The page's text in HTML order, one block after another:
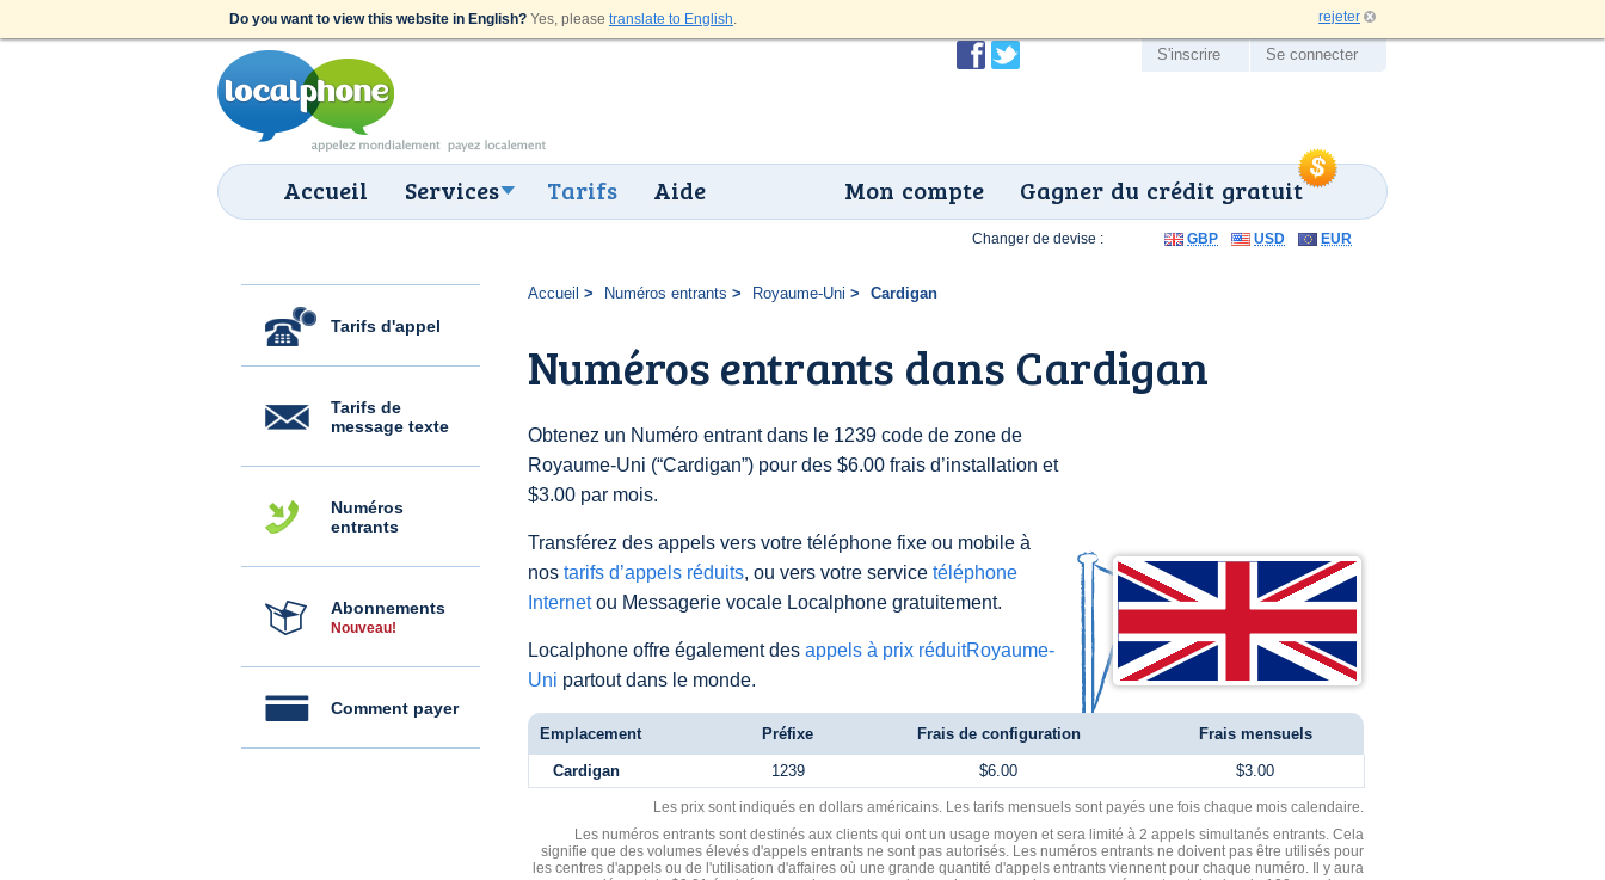
Do you want to view this website in English? Yes, please translate to English. rejeter
Accueil Services Tarifs Aide Gagner du crédit gratuit
Mon compte
S'inscrire Se connecter
Tarifs d'appel
Tarifs de
message texte
Numéros
entrants
Abonnements
Nouveau!
Comment payer
Accueil Numéros entrants Royaume-Uni Cardigan
Numéros entrants dans Cardigan
Obtenez un Numéro entrant dans le 1239 code de zone de
Royaume-Uni (“Cardigan”) pour des $6.00 frais d’installation et
$3.00 par mois.
Transférez des appels vers votre téléphone fixe ou mobile à
nos tarifs d’appels réduits, ou vers votre service téléphone
Internetou Messagerie vocale Localphone gratuitement.
Localphone offre également des appels à prix réduitRoyaume-
Uni partout dans le monde.
Changer de devise : GBP USD EUR
Emplacement Préfixe Frais de configuration Frais mensuels
Cardigan 1239 $6.00 $3.00
Les prix sont indiqués en dollars américains. Les tarifs mensuels sont payés une fois chaque mois calendaire.
Les numéros entrants sont destinés aux clients qui ont un usage moyen et sera limité à 2 appels simultanés entrants. Cela
signifie que des volumes élevés d'appels entrants ne sont pas autorisés. Les numéros entrants ne doivent pas être utilisés pour
les centres d'appels ou de l'utilisation d'affaires où une grande quantité d'appels entrants viennent pour chaque numéro. Il y aura